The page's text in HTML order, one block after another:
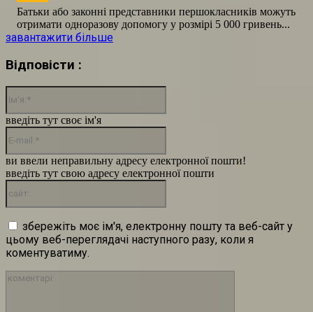
Батьки або законні представники першокласників можуть
отримати одноразову допомогу у розмірі 5 000 гривень...
завантажити більше
Відповісти :
введіть тут своє ім'я
ви ввели неправильну адресу електронної пошти!
введіть тут свою адресу електронної пошти
збережіть моє ім'я, електронну пошту та веб-сайт у
цьому веб-переглядачі наступного разу, коли я
коментуватиму.